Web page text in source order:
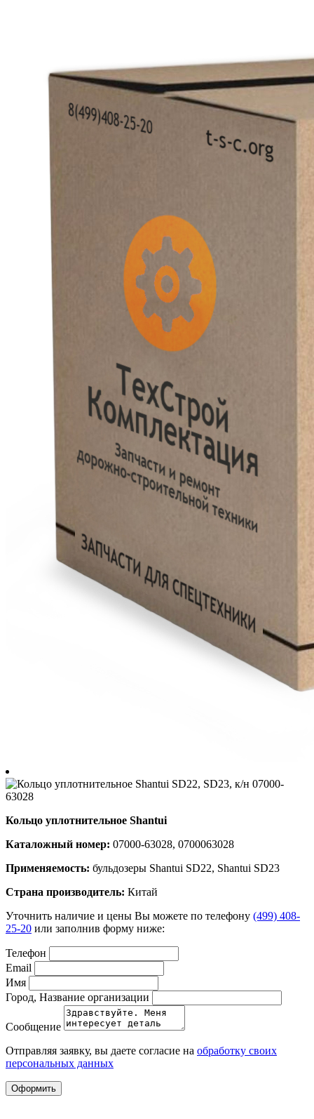
Кольцо уплотнительное Shantui
Каталожный номер: 07000-63028, 0700063028
Применяемость: бульдозеры Shantui SD22, Shantui SD23
Страна производитель: Китай
Уточнить наличие и цены Вы можете по телефону (499) 408-
25-20 или заполнив форму ниже:
Телефон
Email
Имя
Город, Название организации
Сообщение
Отправляя заявку, вы даете согласие на обработку своих
персональных данных
Оформить